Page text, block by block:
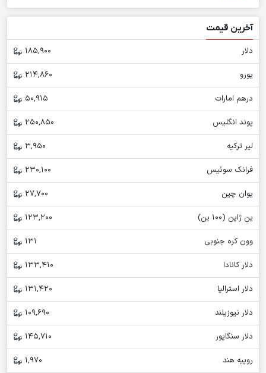
آخرین قیمت
دلار
185,900
یورو
214,860
درهم امارات
50,915
پوند انگلیس
250,850
لیر ترکیه
3,950
فرانک سوئیس
230,100
یوان چین
27,700
ین ژاپن (100 ین)
123,200
وون کره جنوبی
131
دلار کانادا
133,410
دلار استرالیا
131,420
دلار نیوزیلند
109,690
دلار سنگاپور
145,710
روپیه هند
1,970